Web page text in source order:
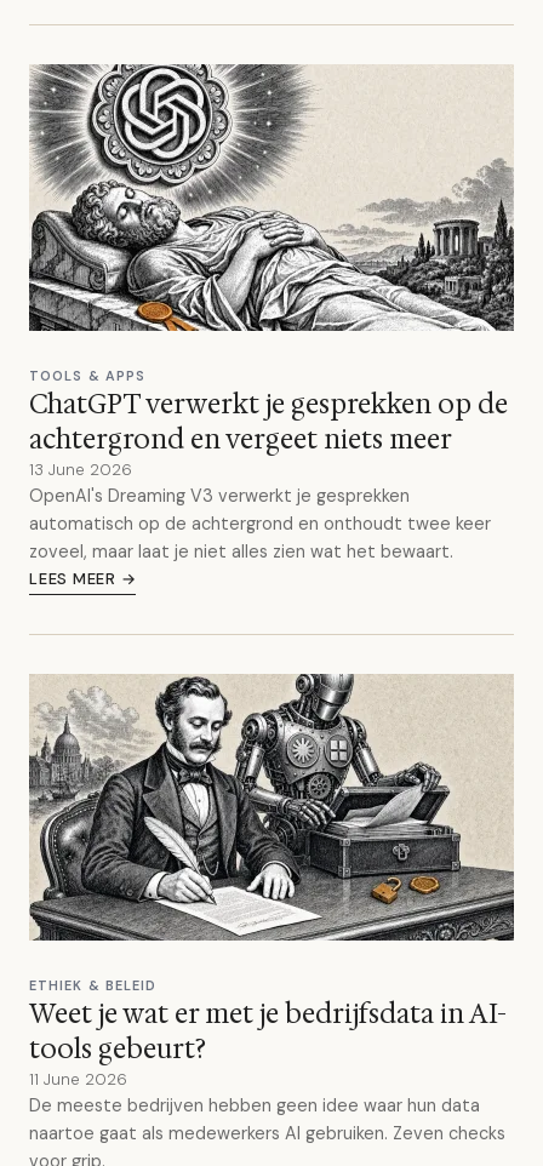
TOOLS & APPS
ChatGPT verwerkt je gesprekken op de
achtergrond en vergeet niets meer
13 June 2026
OpenAI's Dreaming V3 verwerkt je gesprekken
automatisch op de achtergrond en onthoudt twee keer
zoveel, maar laat je niet alles zien wat het bewaart.
LEES MEER →
ETHIEK & BELEID
Weet je wat er met je bedrijfsdata in AI-
tools gebeurt?
11 June 2026
De meeste bedrijven hebben geen idee waar hun data
naartoe gaat als medewerkers AI gebruiken. Zeven checks
voor grip.